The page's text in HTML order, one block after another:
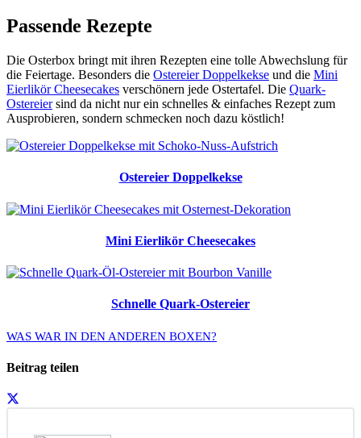
Passende Rezepte
Die Osterbox bringt mit ihren Rezepten eine tolle Abwechslung für
die Feiertage. Besonders die Ostereier Doppelkekse und die Mini
Eierlikör Cheesecakes verschönern jede Ostertafel. Die Quark-
Ostereiersind da nicht nur ein schnelles & einfaches Rezept zum
Ausprobieren, sondern schmecken noch dazu köstlich!
Ostereier Doppelkekse
Mini Eierlikör Cheesecakes
Schnelle Quark-Ostereier
WAS WAR IN DEN ANDEREN BOXEN?
Beitrag teilen